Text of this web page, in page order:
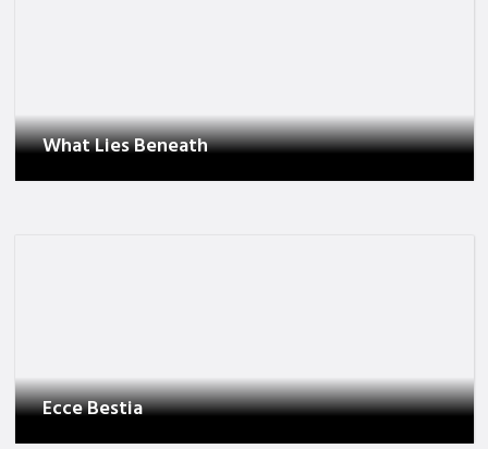
What Lies Beneath
Ecce Bestia